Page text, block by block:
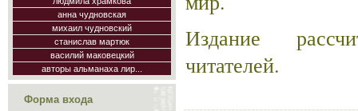
анна чудновская
михаил чудновский
станислав мартюк
василий маковецкий
авторы альманаха лир...
Форма входа
Издание
читателей.